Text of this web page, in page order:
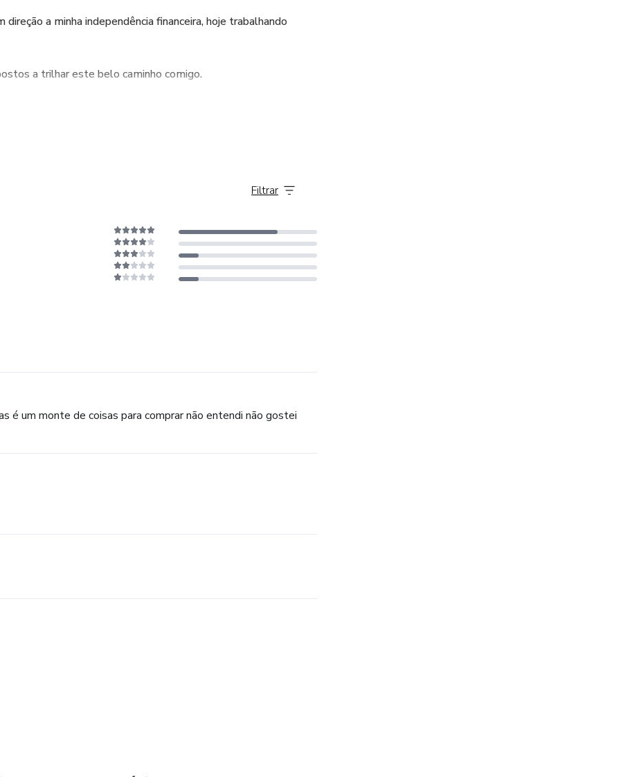
a minha independência financeira, hoje trabalhando
a trilhar este belo caminho comigo.
se com dedicação e garra irmos atrás.
Filtrar
é um monte de coisas para comprar não entendi não gostei